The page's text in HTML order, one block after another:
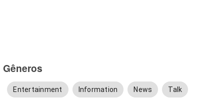
Gêneros
Entertainment Information News Talk